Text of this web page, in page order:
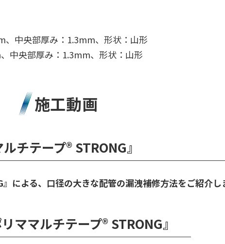
中央部厚み：1.3mm、形状：山形
央部厚み：1.3mm、形状：山形
施工動画
チテープ® STRONG』
』による、口径の大きな配管の漏洩補修方法をご紹介し
ママルチテープ® STRONG』